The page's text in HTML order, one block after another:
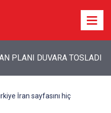
PLANI DUVARA TOSLADI
İran sayfasını hiç